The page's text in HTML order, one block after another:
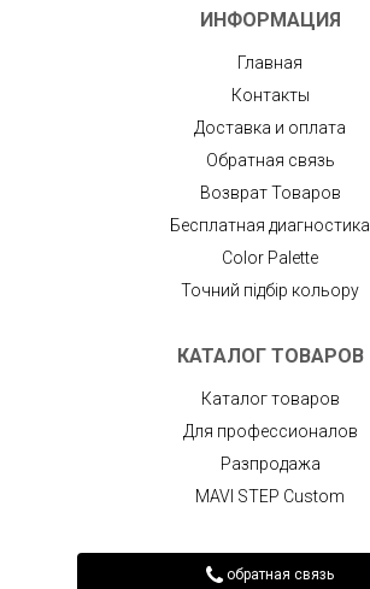
ИНФОРМАЦИЯ
Главная
Контакты
Доставка и оплата
Обратная связь
Возврат Товаров
Бесплатная диагностика
Color Palette
Точний підбір кольору
КАТАЛОГ ТОВАРОВ
Каталог товаров
Для профессионалов
Разпродажа
MAVI STEP Custom
обратная связь